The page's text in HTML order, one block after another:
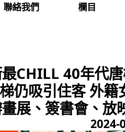
聯絡我們 欄目
CHILL 40年代
仍吸引住客 外
展、簽書會、放
2024-